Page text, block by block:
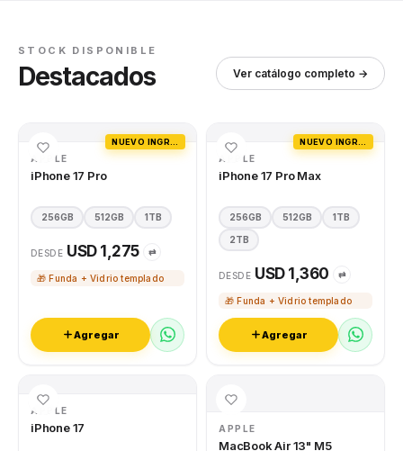
STOCK DISPONIBLE
Destacados Ver catálogo completo →
APPLE
iPhone 17 Pro
256GB 512GB 1TB
DESDE USD 1,275 ⇄
🎁 Funda + Vidrio templado
Agregar
APPLE
iPhone 17 Pro Max
256GB 512GB 1TB
2TB
DESDE USD 1,360 ⇄
🎁 Funda + Vidrio templado
Agregar
APPLE
iPhone 17 APPLE
MacBook Air 13" M5